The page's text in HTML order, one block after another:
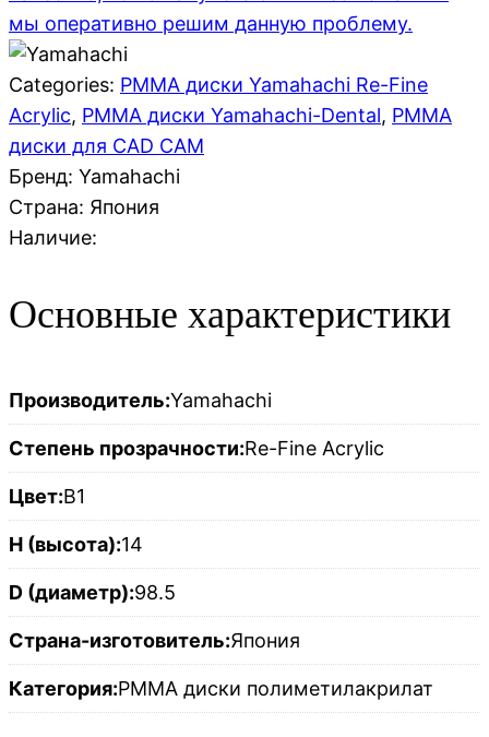
мы оперативно решим данную проблему.
Categories: PMMA диски Yamahachi Re-Fine
Acrylic, PMMA диски Yamahachi-Dental, PMMA
диски для CAD CAM
Бренд: Yamahachi
Страна: Япония
Наличие:
Основные характеристики
Производитель:Yamahachi
Степень прозрачности:Re-Fine Acrylic
Цвет:B1
H (высота):14
D (диаметр):98.5
Страна-изготовитель:Япония
Категория:PMMA диски полиметилакрилат